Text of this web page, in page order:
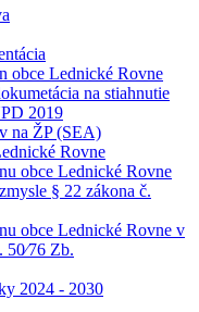
obce Lednické Rovne
na stiahnutie
2019
na ŽP (SEA)
Rovne
obce Lednické Rovne
§ 22 zákona č.
obce Lednické Rovne v
50⁄76 Zb.
2024 - 2030